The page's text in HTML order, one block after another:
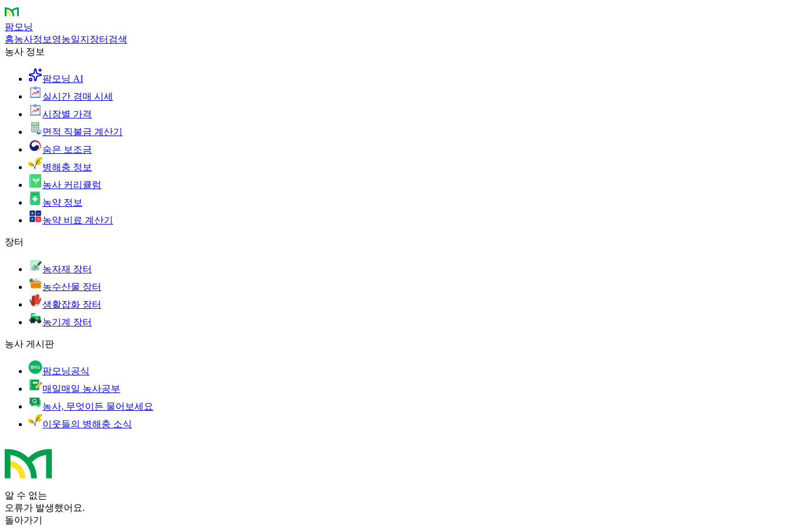
팜모닝
홈농사정보 영농일지 장터 검색
농사 정보
팜모닝 AI
실시간 경매 시세
시장별 가격
면적 직불금 계산기
숨은 보조금
병해충 정보
농사 커리큘럼
농약 정보
농약 비료 계산기
장터
농자재 장터
농수산물 장터
생활잡화 장터
농기계 장터
농사 게시판
팜모닝공식
매일매일 농사공부
농사, 무엇이든 물어보세요
이웃들의 병해충 소식
알 수 없는
오류가 발생했어요.
돌아가기